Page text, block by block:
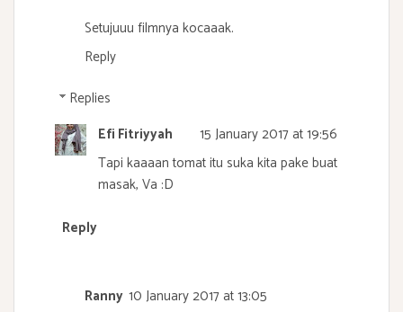
Setujuuu filmnya kocaaak.
Reply
Replies
Efi Fitriyyah
15 January 2017 at 19:56
Tapi kaaaan tomat itu suka kita pake buat
masak, Va :D
Reply
Ranny 10 January 2017 at 13:05